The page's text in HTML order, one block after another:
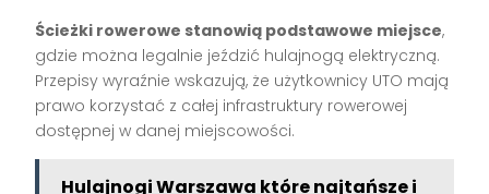
Ścieżki rowerowe stanowią podstawowe miejsce,
gdzie można legalnie jeździć hulajnogą elektryczną.
Przepisy wyraźnie wskazują, że użytkownicy UTO mają
prawo korzystać z całej infrastruktury rowerowej
dostępnej w danej miejscowości.
Hulajnogi Warszawa które najtańsze i